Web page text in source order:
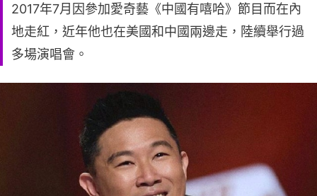
2017年7月因參加愛奇藝《中國有嘻哈》節目而在內
地走紅，近年他也在美國和中國兩邊走，陸續舉行過
多場演唱會。